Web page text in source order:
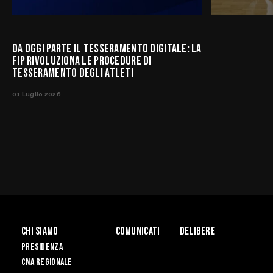
DA OGGI PARTE IL TESSERAMENTO DIGITALE: LA
FIP RIVOLUZIONA LE PROCEDURE DI
TESSERAMENTO DEGLI ATLETI
01 Luglio 2026
Chi siamo
PRESIDENZA
CNA REGIONALE
Comunicati Delibere